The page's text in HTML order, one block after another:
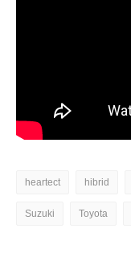
heartect hibrid
Suzuki Toyota